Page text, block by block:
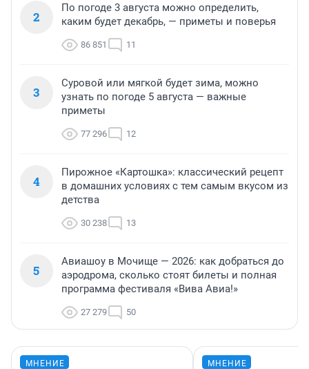
2
По погоде 3 августа можно определить,
каким будет декабрь, — приметы и поверья
86 851 11
3
Суровой или мягкой будет зима, можно
узнать по погоде 5 августа — важные
приметы
77 296 12
4
Пирожное «Картошка»: классический рецепт
в домашних условиях с тем самым вкусом из
детства
30 238 13
5
Авиашоу в Мочище — 2026: как добраться до
аэродрома, сколько стоят билеты и полная
программа фестиваля «Вива Авиа!»
27 279 50
МНЕНИЕ МНЕНИЕ